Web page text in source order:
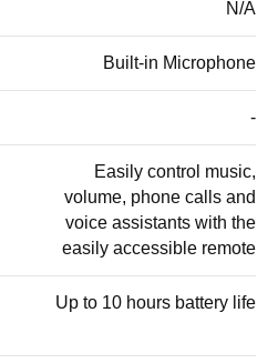
N/A
Built-in Microphone
-
Easily control music,
volume, phone calls and
voice assistants with the
easily accessible remote
Up to 10 hours battery life